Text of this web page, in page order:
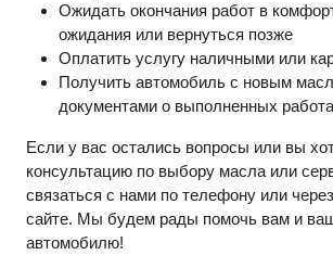
Ожидать окончания работ в
ожидания или вернуться позже
Оплатить услугу наличными или
Получить автомобиль с новым
документами о выполненных
Если у вас остались вопросы или вы
консультацию по выбору масла или
связаться с нами по телефону или
сайте. Мы будем рады помочь вам и
автомобилю!